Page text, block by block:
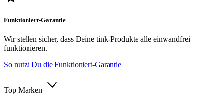
Funktioniert-Garantie
Wir stellen sicher, dass Deine tink-Produkte alle einwandfrei
funktionieren.
So nutzt Du die Funktioniert-Garantie
Top Marken